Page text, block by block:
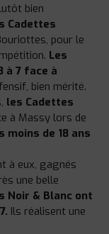
bien
Cadettes
pour le
Les
à 7 face à
bien mérité.
les Cadettes
à Massy lors de
moins de 18 ans
à eux, gagnés
une belle
Noir & Blanc ont
Ils réalisent une